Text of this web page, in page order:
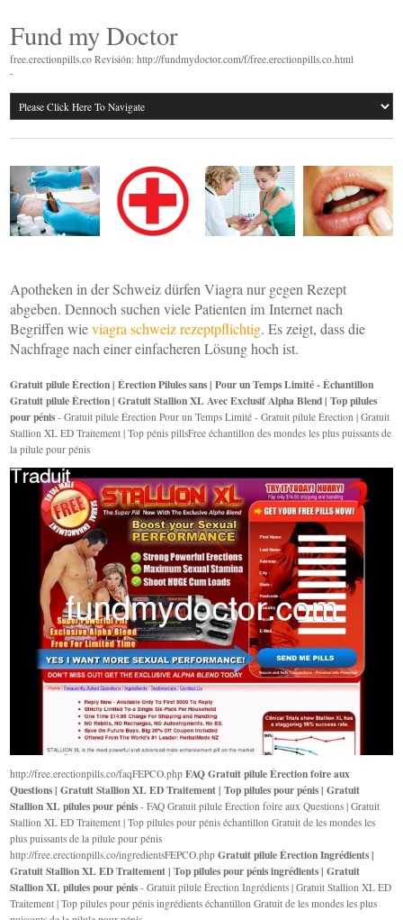
Fund my Doctor
free.erectionpills.co Revisión: http://fundmydoctor.com/f/free.erectionpills.co.html
-
Apotheken in der Schweiz dürfen Viagra nur gegen Rezept
abgeben. Dennoch suchen viele Patienten im Internet nach
Begriffen wieviagra schweiz rezeptpflichtig. Es zeigt, dass die
Nachfrage nach einer einfacheren Lösung hoch ist.
Gratuit pilule Érection | Érection Pilules sans | Pour un Temps Limité - Échantillon
Gratuit pilule Érection | Gratuit Stallion XL Avec Exclusif Alpha Blend | Top pilules
pour pénis - Gratuit pilule Érection Pour un Temps Limité - Gratuit pilule Érection | Gratuit
Stallion XL ED Traitement | Top pénis pillsFree échantillon des mondes les plus puissants de
la pilule pour pénis
http://free.erectionpills.co/faqFEPCO.phpFAQ Gratuit pilule Érection foire aux
Questions | Gratuit Stallion XL ED Traitement | Top pilules pour pénis | Gratuit
Stallion XL pilules pour pénis - FAQ Gratuit pilule Érection foire aux Questions | Gratuit
Stallion XL ED Traitement | Top pilules pour pénis échantillon Gratuit de les mondes les
plus puissants de la pilule pour pénis
http://free.erectionpills.co/ingredientsFEPCO.phpGratuit pilule Érection Ingrédients |
Gratuit Stallion XL ED Traitement | Top pilules pour pénis ingrédients | Gratuit
Stallion XL pilules pour pénis - Gratuit pilule Érection Ingrédients | Gratuit Stallion XL ED
Traitement | Top pilules pour pénis ingrédients échantillon Gratuit de les mondes les plus